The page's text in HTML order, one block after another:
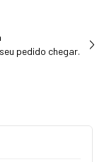
pedido chegar.